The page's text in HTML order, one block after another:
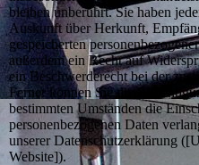
bleiben unberührt. Sie haben
Auskunft über Herkunft,
gespeicherten
außerdem ein Recht auf
ein Beschwerderecht bei der
Ferner können Sie die
bestimmten Umständen die
personenbezogenen Daten
unserer Datenschutzerklärung
Website]).